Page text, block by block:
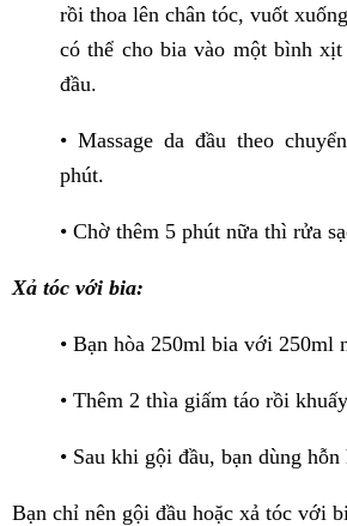
rồi thoa lên chân tóc, vuốt
có thể cho bia vào một bình
đầu.
• Massage da đầu theo
phút.
• Chờ thêm 5 phút nữa thì rửa
Xả tóc với bia:
• Bạn hòa 250ml bia với 250ml
• Thêm 2 thìa giấm táo rồi
• Sau khi gội đầu, bạn dùng
Bạn chỉ nên gội đầu hoặc xả tóc với